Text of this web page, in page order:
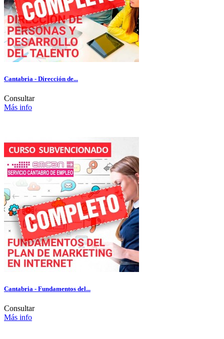
Cantabria - Dirección de...
Consultar
Más info
Cantabria - Fundamentos del...
Consultar
Más info